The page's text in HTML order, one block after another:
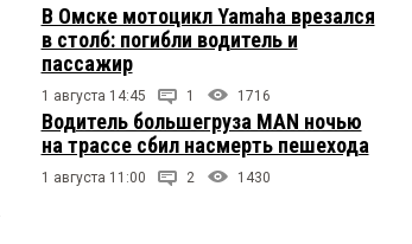
В Омске мотоцикл Yamaha врезался
в столб: погибли водитель и
пассажир
1 августа 14:45 1 1716
Водитель большегруза MAN ночью
на трассе сбил насмерть пешехода
1 августа 11:00 2 1430